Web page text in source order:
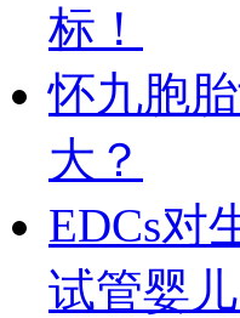
标！
怀九胞
大？
EDCs对
试管婴儿